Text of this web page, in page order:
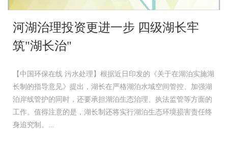
河湖治理投资更进一步 四级湖长牢
筑"湖长治"
【中国环保在线 污水处理】根据近日印发的《关于在湖泊实施湖
长制的指导意见》提出，湖长在严格湖泊水域空间管控、加强湖
泊岸线管护的同时，还要承担湖泊生态治理、执法监管等方面的
工作。值得注意的是，湖长制还将实行湖泊生态环境损害责任终
身追究制。...